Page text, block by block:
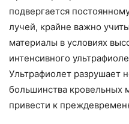
подвергается
лучей, крайне важно
материалы в условиях
интенсивного
Ультрафиолет разрушает
большинства кровельных
привести к